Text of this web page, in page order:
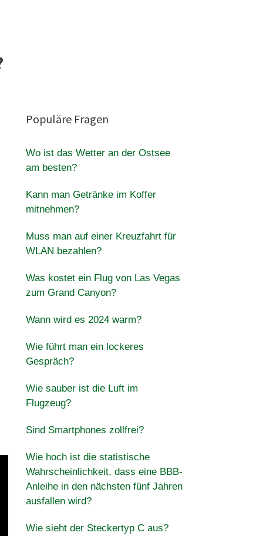
Populäre Fragen
Wo ist das Wetter an der Ostsee
am besten?
Kann man Getränke im Koffer
mitnehmen?
Muss man auf einer Kreuzfahrt für
WLAN bezahlen?
Was kostet ein Flug von Las Vegas
zum Grand Canyon?
Wann wird es 2024 warm?
Wie führt man ein lockeres
Gespräch?
Wie sauber ist die Luft im
Flugzeug?
Sind Smartphones zollfrei?
Wie hoch ist die statistische
Wahrscheinlichkeit, dass eine BBB-
Anleihe in den nächsten fünf Jahren
ausfallen wird?
Wie sieht der Steckertyp C aus?